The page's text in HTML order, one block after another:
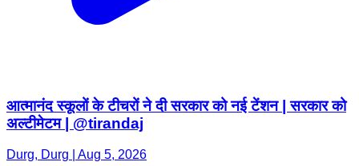
आत्मानंद स्कूलों के टीचरों ने दी सरकार को नई टेंशन | सरकार को
अल्टीमेटम | @tirandaj
Durg, Durg | Aug 5, 2026